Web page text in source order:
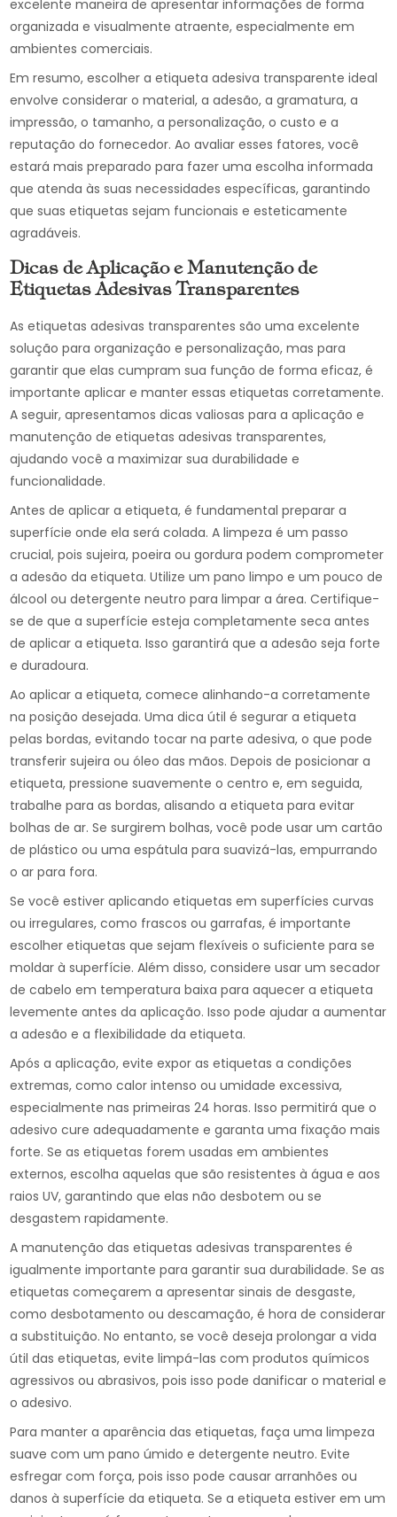
excelente maneira de apresentar informações de forma
organizada e visualmente atraente, especialmente em
ambientes comerciais.
Em resumo, escolher a etiqueta adesiva transparente ideal
envolve considerar o material, a adesão, a gramatura, a
impressão, o tamanho, a personalização, o custo e a
reputação do fornecedor. Ao avaliar esses fatores, você
estará mais preparado para fazer uma escolha informada
que atenda às suas necessidades específicas, garantindo
que suas etiquetas sejam funcionais e esteticamente
agradáveis.
Dicas de Aplicação e Manutenção de
Etiquetas Adesivas Transparentes
As etiquetas adesivas transparentes são uma excelente
solução para organização e personalização, mas para
garantir que elas cumpram sua função de forma eficaz, é
importante aplicar e manter essas etiquetas corretamente.
A seguir, apresentamos dicas valiosas para a aplicação e
manutenção de etiquetas adesivas transparentes,
ajudando você a maximizar sua durabilidade e
funcionalidade.
Antes de aplicar a etiqueta, é fundamental preparar a
superfície onde ela será colada. A limpeza é um passo
crucial, pois sujeira, poeira ou gordura podem comprometer
a adesão da etiqueta. Utilize um pano limpo e um pouco de
álcool ou detergente neutro para limpar a área. Certifique-
se de que a superfície esteja completamente seca antes
de aplicar a etiqueta. Isso garantirá que a adesão seja forte
e duradoura.
Ao aplicar a etiqueta, comece alinhando-a corretamente
na posição desejada. Uma dica útil é segurar a etiqueta
pelas bordas, evitando tocar na parte adesiva, o que pode
transferir sujeira ou óleo das mãos. Depois de posicionar a
etiqueta, pressione suavemente o centro e, em seguida,
trabalhe para as bordas, alisando a etiqueta para evitar
bolhas de ar. Se surgirem bolhas, você pode usar um cartão
de plástico ou uma espátula para suavizá-las, empurrando
o ar para fora.
Se você estiver aplicando etiquetas em superfícies curvas
ou irregulares, como frascos ou garrafas, é importante
escolher etiquetas que sejam flexíveis o suficiente para se
moldar à superfície. Além disso, considere usar um secador
de cabelo em temperatura baixa para aquecer a etiqueta
levemente antes da aplicação. Isso pode ajudar a aumentar
a adesão e a flexibilidade da etiqueta.
Após a aplicação, evite expor as etiquetas a condições
extremas, como calor intenso ou umidade excessiva,
especialmente nas primeiras 24 horas. Isso permitirá que o
adesivo cure adequadamente e garanta uma fixação mais
forte. Se as etiquetas forem usadas em ambientes
externos, escolha aquelas que são resistentes à água e aos
raios UV, garantindo que elas não desbotem ou se
desgastem rapidamente.
A manutenção das etiquetas adesivas transparentes é
igualmente importante para garantir sua durabilidade. Se as
etiquetas começarem a apresentar sinais de desgaste,
como desbotamento ou descamação, é hora de considerar
a substituição. No entanto, se você deseja prolongar a vida
útil das etiquetas, evite limpá-las com produtos químicos
agressivos ou abrasivos, pois isso pode danificar o material e
o adesivo.
Para manter a aparência das etiquetas, faça uma limpeza
suave com um pano úmido e detergente neutro. Evite
esfregar com força, pois isso pode causar arranhões ou
danos à superfície da etiqueta. Se a etiqueta estiver em um